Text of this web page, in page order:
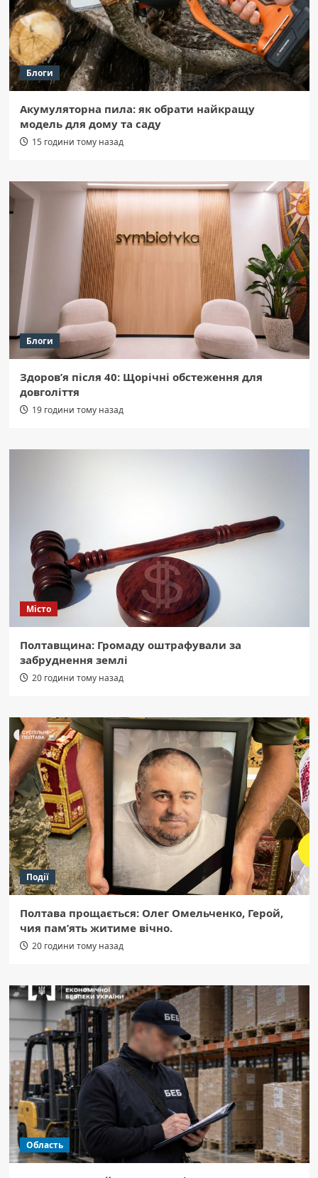
Блоги
Акумуляторна пила: як обрати найкращу
модель для дому та саду
15 години тому назад
Блоги
Здоров’я після 40: Щорічні обстеження для
довголіття
19 години тому назад
Місто
Полтавщина: Громаду оштрафували за
забруднення землі
20 години тому назад
Події
Полтава прощається: Олег Омельченко, Герой,
чия пам’ять житиме вічно.
20 години тому назад
Область